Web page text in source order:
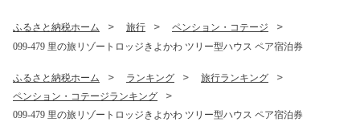
ふるさと納税ホーム 旅行
ペンション・コテージ
099-479 里の旅リゾートロッジきよかわ ツリー型ハウス ペア宿泊券
ふるさと納税ホーム ランキング
旅行ランキング
ペンション・コテージランキング
099-479 里の旅リゾートロッジきよかわ ツリー型ハウス ペア宿泊券